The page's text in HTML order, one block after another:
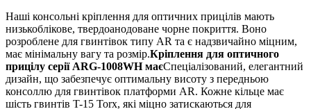
Наші консольні кріплення для оптичних прицілів мають
низькоблікове, твердоанодоване чорне покриття. Воно
розроблене для гвинтівок типу AR та є надзвичайно міцним,
має мінімальну вагу та розмір.Кріплення для оптичного
прицілу серії ARG-1008WH маєСпеціалізований, елегантний
дизайн, що забезпечує оптимальну висоту з передньою
консоллю для гвинтівок платформи AR. Кожне кільце має
шість гвинтів T-15 Torx, які міцно затискаються для